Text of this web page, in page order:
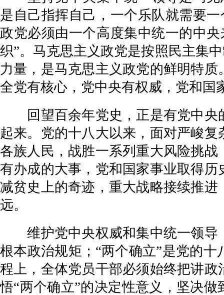
是自己指挥自己，一个乐队就需要
政党必须由一个高度集中统一的中
织”。马克思主义政党是按照民主集
力量，是马克思主义政党的鲜明特
全党有核心，党中央有权威，党和国
回望百余年党史，正是有党中央
起来。党的十八大以来，面对严峻
各族人民，战胜一系列重大风险挑
有办成的大事，党和国家事业取得
减贫史上的奇迹，重大战略接续推
远。
维护党中央权威和集中统一领导
根本政治规矩；“两个确立”是党的
程上，全体党员干部必须始终把讲
悟“两个确立”的决定性意义，坚决